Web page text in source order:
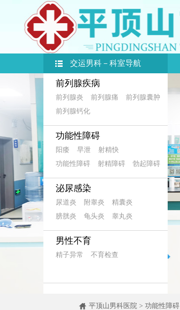
前列腺疾病
前列腺炎 前列腺痛
前列腺囊肿
前列腺钙化
功能性障碍
阳痿 早泄
射精快
功能性障碍
射精障碍 勃起障碍
泌尿感染
尿道炎 附睾炎
精囊炎
膀胱炎
龟头炎 睾丸炎
男性不育
精子异常 不育检查
交运男科－科室导航
平顶山男科医院 > 功能性障碍